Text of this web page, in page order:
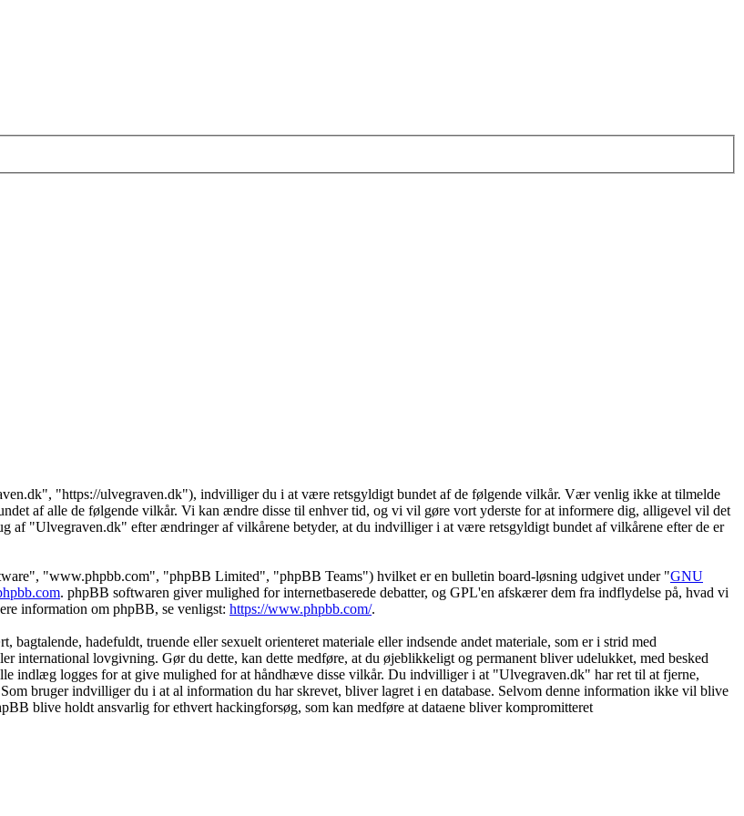
"https://ulvegraven.dk"), indvilliger du i at være retsgyldigt bundet af de følgende vilkår. Vær venlig ikke at tilmelde
af alle de følgende vilkår. Vi kan ændre disse til enhver tid, og vi vil gøre vort yderste for at informere dig, alligevel vil det
af "Ulvegraven.dk" efter ændringer af vilkårene betyder, at du indvilliger i at være retsgyldigt bundet af vilkårene efter de er
"www.phpbb.com", "phpBB Limited", "phpBB Teams") hvilket er en bulletin board-løsning udgivet under "GNU
. phpBB softwaren giver mulighed for internetbaserede debatter, og GPL'en afskærer dem fra indflydelse på, hvad vi
information om phpBB, se venligst: https://www.phpbb.com/.
hadefuldt, truende eller sexuelt orienteret materiale eller indsende andet materiale, som er i strid med
lovgivning. Gør du dette, kan dette medføre, at du øjeblikkeligt og permanent bliver udelukket, med besked
indlæg logges for at give mulighed for at håndhæve disse vilkår. Du indvilliger i at "Ulvegraven.dk" har ret til at fjerne,
bruger indvilliger du i at al information du har skrevet, bliver lagret i en database. Selvom denne information ikke vil blive
blive holdt ansvarlig for ethvert hackingforsøg, som kan medføre at dataene bliver kompromitteret